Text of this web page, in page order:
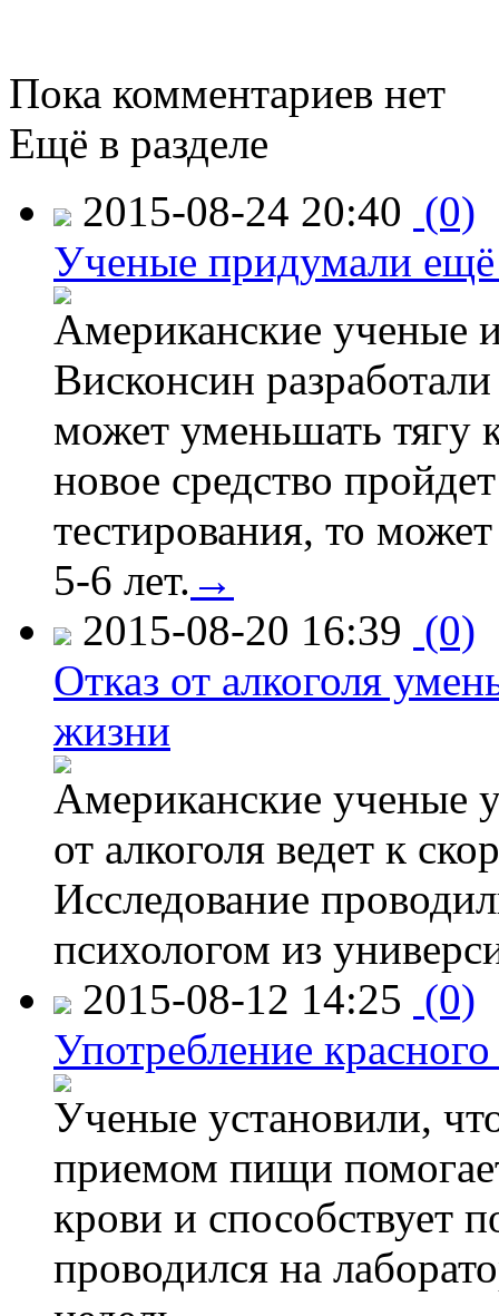
Пока комментариев нет
Ещё в разделе
2015-08-24 20:40 (0)
Ученые придумали ещё
Американские ученые
Висконсин
может уменьшать тягу
новое средство
тестирования, то
5-6 лет. →
2015-08-20 16:39 (0)
Отказ от алкоголя
жизни
Американские ученые
от алкоголя ведет к
Исследование
психологом из
2015-08-12 14:25 (0)
Употребление
Ученые установили,
приемом пищи
крови и способствует
проводился на